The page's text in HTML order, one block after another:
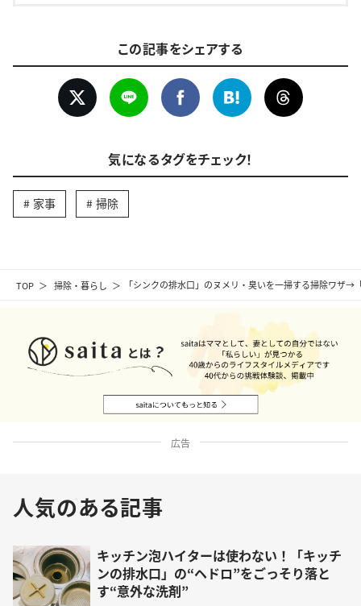
TOP 掃除・暮らし 「シンクの排水口」のヌメリ・臭いを一掃する掃除ワザ→
この記事をシェアする
気になるタグをチェック！
家事 掃除
広告
人気のある記事
キッチン泡ハイターは使わない！「キッチ
ンの排水口」の“ヘドロ”をごっそり落と
す“意外な洗剤”